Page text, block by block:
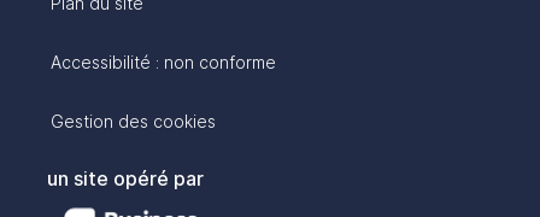
Accessibilité : non conforme
Gestion des cookies
un site opéré par